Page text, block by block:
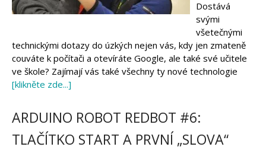
Arduino projekty
Arduino s Massimem Banzim
Arduino se Zbyškem Vodou
Arduino v příkladech
Arduino roboti
Tinylab
Makeblock
Micro:bit
Dostává
svými
všetečnými
technickými dotazy do úzkých nejen vás, kdy jen zmateně
couváte k počítači a otevíráte Google, ale také své učitele
ve škole? Zajímají vás také všechny ty nové technologie
[klikněte zde...]
ARDUINO ROBOT REDBOT #6:
TLAČÍTKO START A PRVNÍ „SLOVA“